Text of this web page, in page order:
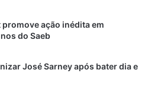
depressão…
2 de abril de 2023
ação inédita em
do Saeb
José Sarney após bater dia e